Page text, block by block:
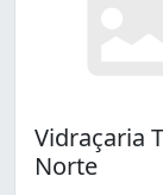
Vidraçaria
Norte